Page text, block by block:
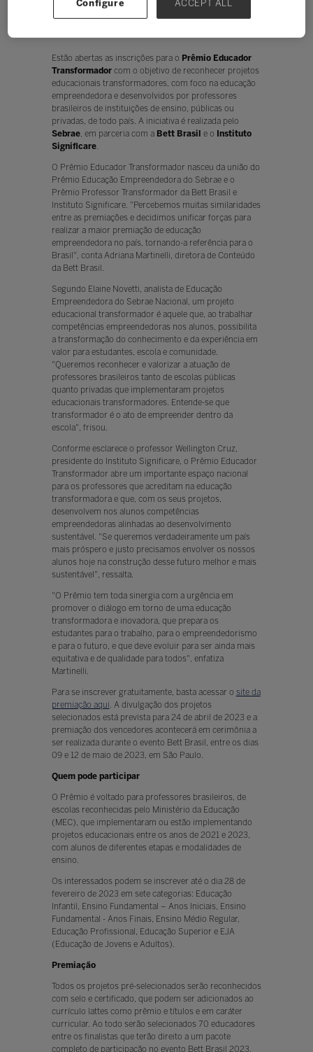
Estão abertas as inscrições para o Prêmio Educador
Transformador com o objetivo de reconhecer projetos
educacionais transformadores, com foco na educação
empreendedora e desenvolvidos por professores
brasileiros de instituições de ensino, públicas ou
privadas, de todo país. A iniciativa é realizada pelo
Sebrae, em parceria com a Bett Brasil e o Instituto
Significare.
O Prêmio Educador Transformador nasceu da união do
Prêmio Educação Empreendedora do Sebrae e o
Prêmio Professor Transformador da Bett Brasil e
Instituto Significare. "Percebemos muitas similaridades
entre as premiações e decidimos unificar forças para
realizar a maior premiação de educação
empreendedora no país, tornando-a referência para o
Brasil", conta Adriana Martinelli, diretora de Conteúdo
da Bett Brasil.
Segundo Elaine Novetti, analista de Educação
Empreendedora do Sebrae Nacional, um projeto
educacional transformador é aquele que, ao trabalhar
competências empreendedoras nos alunos, possibilita
a transformação do conhecimento e da experiência em
valor para estudantes, escola e comunidade.
"Queremos reconhecer e valorizar a atuação de
professores brasileiros tanto de escolas públicas
quanto privadas que implementaram projetos
educacionais transformadores. Entende-se que
transformador é o ato de empreender dentro da
escola", frisou.
Conforme esclarece o professor Wellington Cruz,
presidente do Instituto Significare, o Prêmio Educador
Transformador abre um importante espaço nacional
para os professores que acreditam na educação
transformadora e que, com os seus projetos,
desenvolvem nos alunos competências
empreendedoras alinhadas ao desenvolvimento
sustentável. "Se queremos verdadeiramente um país
mais próspero e justo precisamos envolver os nossos
alunos hoje na construção desse futuro melhor e mais
sustentável", ressalta.
"O Prêmio tem toda sinergia com a urgência em
promover o diálogo em torno de uma educação
transformadora e inovadora, que prepara os
estudantes para o trabalho, para o empreendedorismo
e para o futuro, e que deve evoluir para ser ainda mais
equitativa e de qualidade para todos", enfatiza
Martinelli.
Para se inscrever gratuitamente, basta acessar o site da
premiação aqui. A divulgação dos projetos
selecionados está prevista para 24 de abril de 2023 e a
premiação dos vencedores acontecerá em cerimônia a
ser realizada durante o evento Bett Brasil, entre os dias
09 e 12 de maio de 2023, em São Paulo.
Quem pode participar
O Prêmio é voltado para professores brasileiros, de
escolas reconhecidas pelo Ministério da Educação
(MEC), que implementaram ou estão implementando
projetos educacionais entre os anos de 2021 e 2023,
com alunos de diferentes etapas e modalidades de
ensino.
Os interessados podem se inscrever até o dia 28 de
fevereiro de 2023 em sete categorias: Educação
Infantil, Ensino Fundamental – Anos Iniciais, Ensino
Fundamental - Anos Finais, Ensino Médio Regular,
Educação Profissional, Educação Superior e EJA
(Educação de Jovens e Adultos).
Premiação
Todos os projetos pré-selecionados serão reconhecidos
com selo e certificado, que podem ser adicionados ao
currículo lattes como prêmio e títulos e em caráter
curricular. Ao todo serão selecionados 70 educadores
entre os finalistas que terão direito a um pacote
completo de participação no evento Bett Brasil 2023,
Configure ACCEPT ALL